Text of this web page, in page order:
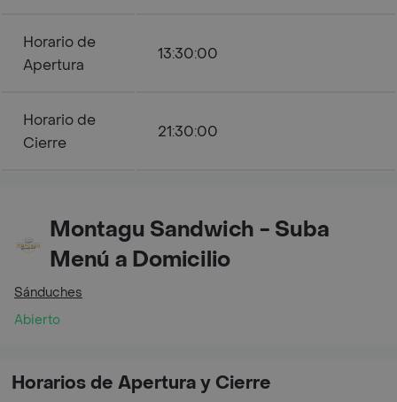
Horario de
Apertura
13:30:00
Horario de
Cierre
21:30:00
Montagu Sandwich - Suba
Menú a Domicilio
Sánduches
Abierto
Horarios de Apertura y Cierre